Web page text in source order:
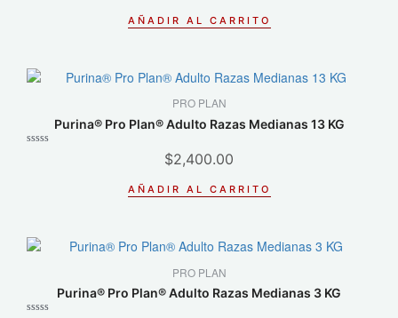
AÑADIR AL CARRITO
PRO PLAN
Purina® Pro Plan® Adulto Razas Medianas 13 KG
$2,400.00
AÑADIR AL CARRITO
PRO PLAN
Purina® Pro Plan® Adulto Razas Medianas 3 KG